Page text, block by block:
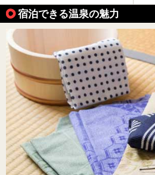
宿泊できる温泉の魅力